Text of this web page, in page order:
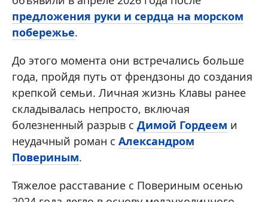
предложения руки и сердца на морском
побережье.
До этого момента они встречались больше
года, пройдя путь от френдзоны до создания
крепкой семьи. Личная жизнь Клавы ранее
складывалась непросто, включая
болезненный разрыв с Димой Гордеем и
неудачный роман с Александром
Повериным.
Тяжелое расставание с Повериным осенью